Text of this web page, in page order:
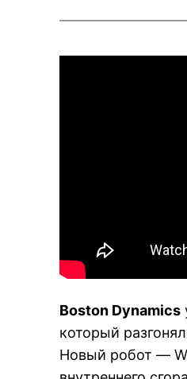
Boston Dynamics
который
Новый робот —